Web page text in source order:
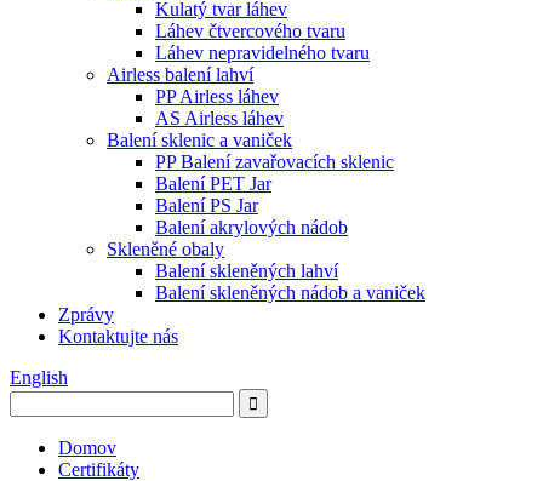
Kulatý tvar láhev
Láhev čtvercového tvaru
Láhev nepravidelného tvaru
Airless balení lahví
PP Airless láhev
AS Airless láhev
Balení sklenic a vaniček
PP Balení zavařovacích sklenic
Balení PET Jar
Balení PS Jar
Balení akrylových nádob
Skleněné obaly
Balení skleněných lahví
Balení skleněných nádob a vaniček
Zprávy
Kontaktujte nás
English
Domov
Certifikáty